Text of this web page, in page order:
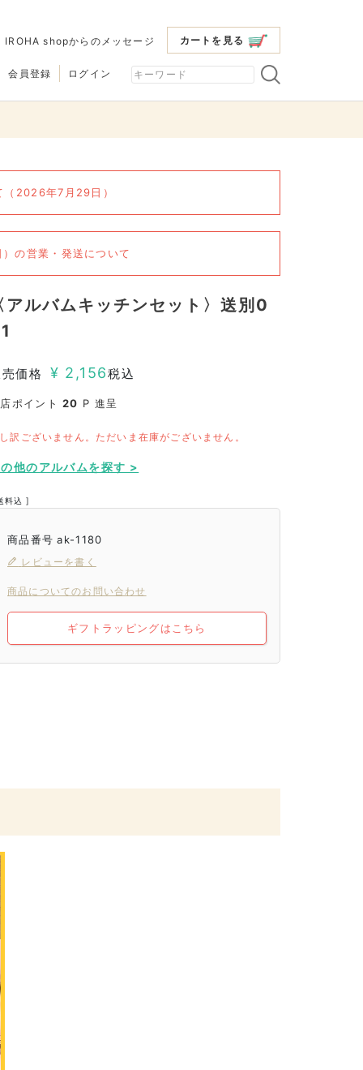
カートを見る
IROHA shopからのメッセージ
会員登録 ログイン
（2026年7月29日）
の営業・発送について
アルバムキッチンセット〉送別0
価格 ¥ 2,156税込
ポイント 20 P 進呈
訳ございません。ただいま在庫がございません。
他のアルバムを探す >
料込
商品番号 ak-1180
レビューを書く
商品についてのお問い合わせ
ギフトラッピングはこちら